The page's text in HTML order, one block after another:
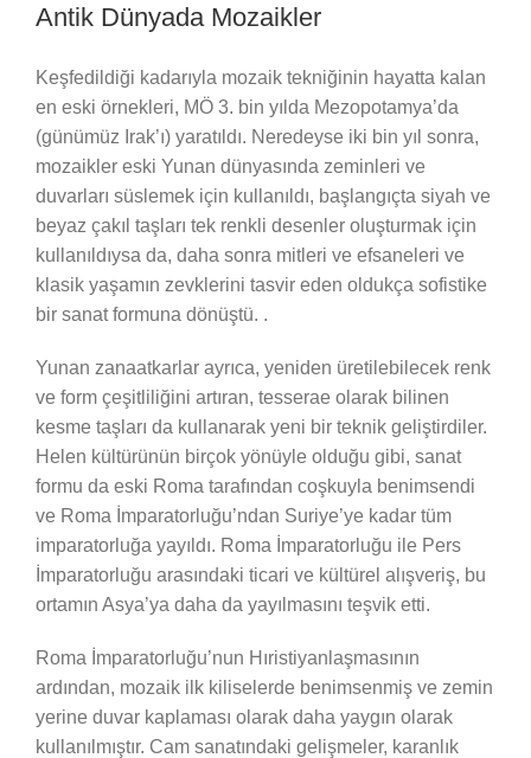
Antik Dünyada Mozaikler
Keşfedildiği kadarıyla mozaik tekniğinin hayatta kalan
en eski örnekleri, MÖ 3. bin yılda Mezopotamya’da
(günümüz Irak’ı) yaratıldı. Neredeyse iki bin yıl sonra,
mozaikler eski Yunan dünyasında zeminleri ve
duvarları süslemek için kullanıldı, başlangıçta siyah ve
beyaz çakıl taşları tek renkli desenler oluşturmak için
kullanıldıysa da, daha sonra mitleri ve efsaneleri ve
klasik yaşamın zevklerini tasvir eden oldukça sofistike
bir sanat formuna dönüştü. .
Yunan zanaatkarlar ayrıca, yeniden üretilebilecek renk
ve form çeşitliliğini artıran, tesserae olarak bilinen
kesme taşları da kullanarak yeni bir teknik geliştirdiler.
Helen kültürünün birçok yönüyle olduğu gibi, sanat
formu da eski Roma tarafından coşkuyla benimsendi
ve Roma İmparatorluğu’ndan Suriye’ye kadar tüm
imparatorluğa yayıldı. Roma İmparatorluğu ile Pers
İmparatorluğu arasındaki ticari ve kültürel alışveriş, bu
ortamın Asya’ya daha da yayılmasını teşvik etti.
Roma İmparatorluğu’nun Hıristiyanlaşmasının
ardından, mozaik ilk kiliselerde benimsenmiş ve zemin
yerine duvar kaplaması olarak daha yaygın olarak
kullanılmıştır. Cam sanatındaki gelişmeler, karanlık